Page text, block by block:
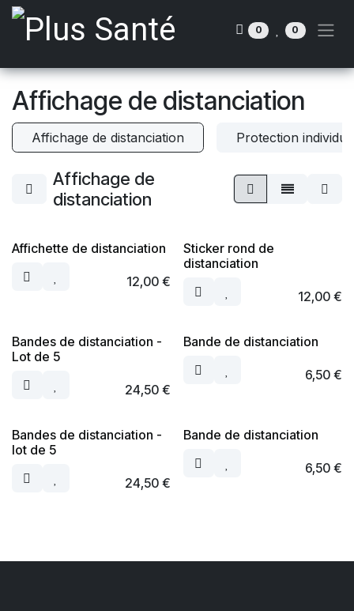
Se rendre au contenu
0 0
Affichage de distanciation
Affichage de distanciation Protection
Affichage de
distanciation
Affichette de distanciation
12,00€
Sticker rond de
distanciation
12,00€
Bandes de distanciation -
Lot de 5
24,50€
Bande de distanciation
6,50€
Bandes de distanciation -
lot de 5
24,50€
Bande de distanciation
6,50€